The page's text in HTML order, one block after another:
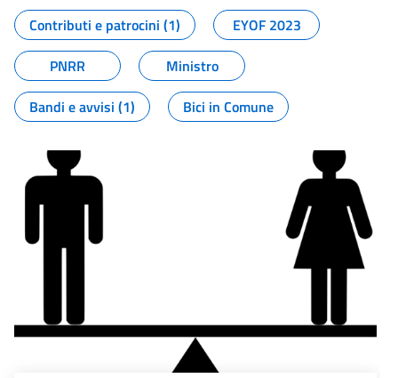
Contributi e patrocini (1)
EYOF 2023
PNRR
Ministro
Bandi e avvisi (1)
Bici in Comune